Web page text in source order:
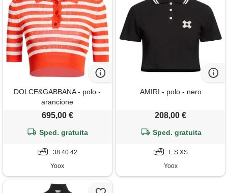
DOLCE&GABBANA - polo -
arancione
695,00 €
Sped. gratuita
38 40 42
Yoox
AMIRI - polo - nero
208,00 €
Sped. gratuita
L S XS
Yoox